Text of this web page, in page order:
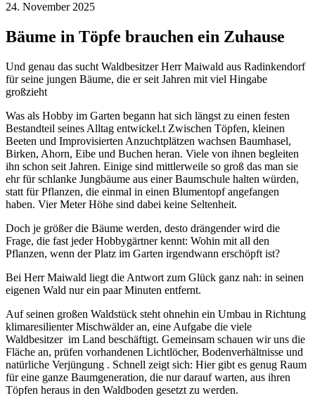
24. November 2025
Bäume in Töpfe brauchen ein Zuhause
Und genau das sucht Waldbesitzer Herr Maiwald aus Radinkendorf
für seine jungen Bäume, die er seit Jahren mit viel Hingabe
großzieht
Was als Hobby im Garten begann hat sich längst zu einen festen
Bestandteil seines Alltag entwickel.t Zwischen Töpfen, kleinen
Beeten und Improvisierten Anzuchtplätzen wachsen Baumhasel,
Birken, Ahorn, Eibe und Buchen heran. Viele von ihnen begleiten
ihn schon seit Jahren. Einige sind mittlerweile so groß das man sie
ehr für schlanke Jungbäume aus einer Baumschule halten würden,
statt für Pflanzen, die einmal in einen Blumentopf angefangen
haben. Vier Meter Höhe sind dabei keine Seltenheit.
Doch je größer die Bäume werden, desto drängender wird die
Frage, die fast jeder Hobbygärtner kennt: Wohin mit all den
Pflanzen, wenn der Platz im Garten irgendwann erschöpft ist?
Bei Herr Maiwald liegt die Antwort zum Glück ganz nah: in seinen
eigenen Wald nur ein paar Minuten entfernt.
Auf seinen großen Waldstück steht ohnehin ein Umbau in Richtung
klimaresilienter Mischwälder an, eine Aufgabe die viele
Waldbesitzer im Land beschäftigt. Gemeinsam schauen wir uns die
Fläche an, prüfen vorhandenen Lichtlöcher, Bodenverhältnisse und
natürliche Verjüngung . Schnell zeigt sich: Hier gibt es genug Raum
für eine ganze Baumgeneration, die nur darauf warten, aus ihren
Töpfen heraus in den Waldboden gesetzt zu werden.